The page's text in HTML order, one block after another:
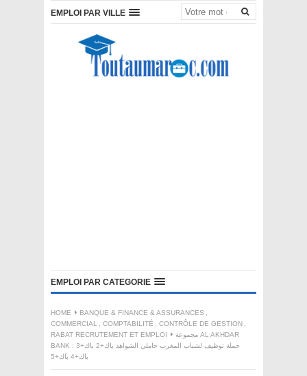
EMPLOI PAR VILLE
EMPLOI PAR CATEGORIE
HOME BANQUE & FINANCE & ASSURANCES ,
COMMERCIAL , COMPTABILITÉ , CONTRÔLE DE GESTION ,
RABAT RECRUTEMENT ET EMPLOI
مجموعة AL AKHDAR
BANK : حملة توظيف لشباب المغرب حاملي الشواهد باك+2 باك+3
باك+4 باك+5